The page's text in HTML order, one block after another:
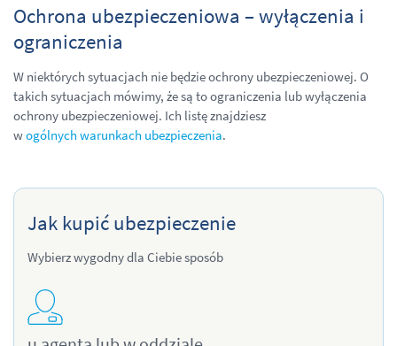
Ochrona ubezpieczeniowa – wyłączenia i
ograniczenia
W niektórych sytuacjach nie będzie ochrony ubezpieczeniowej. O
takich sytuacjach mówimy, że są to ograniczenia lub wyłączenia
ochrony ubezpieczeniowej. Ich listę znajdziesz
wogólnych warunkach ubezpieczenia.
Jak kupić ubezpieczenie
Wybierz wygodny dla Ciebie sposób